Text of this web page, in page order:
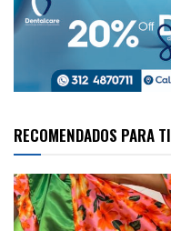
RECOMENDADOS PARA TI